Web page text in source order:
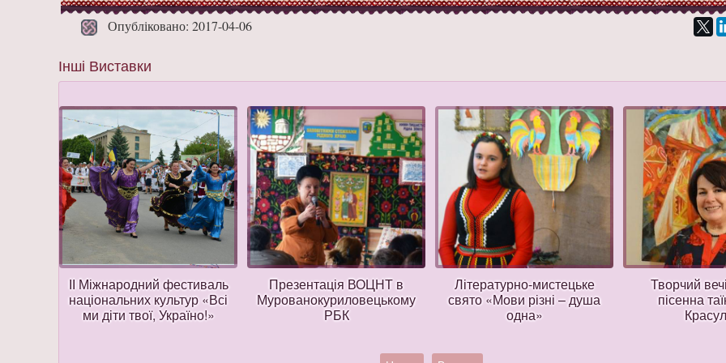
Опубліковано: 2017-04-06
Інші Виставки
ІІ Міжнародний фестиваль
національних культур «Всі
ми діти твої, Україно!»
Презентація ВОЦНТ в
Мурованокуриловецькому
РБК
Літературно-мистецьке
свято «Мови різні – душа
одна»
Творчий
пісенна